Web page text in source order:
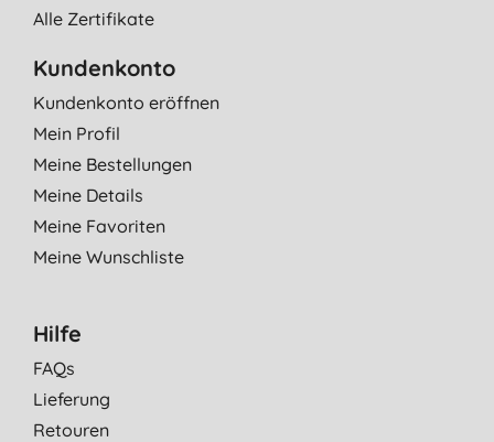
Alle Zertifikate
Kundenkonto
Kundenkonto eröffnen
Mein Profil
Meine Bestellungen
Meine Details
Meine Favoriten
Meine Wunschliste
Hilfe
FAQs
Lieferung
Retouren